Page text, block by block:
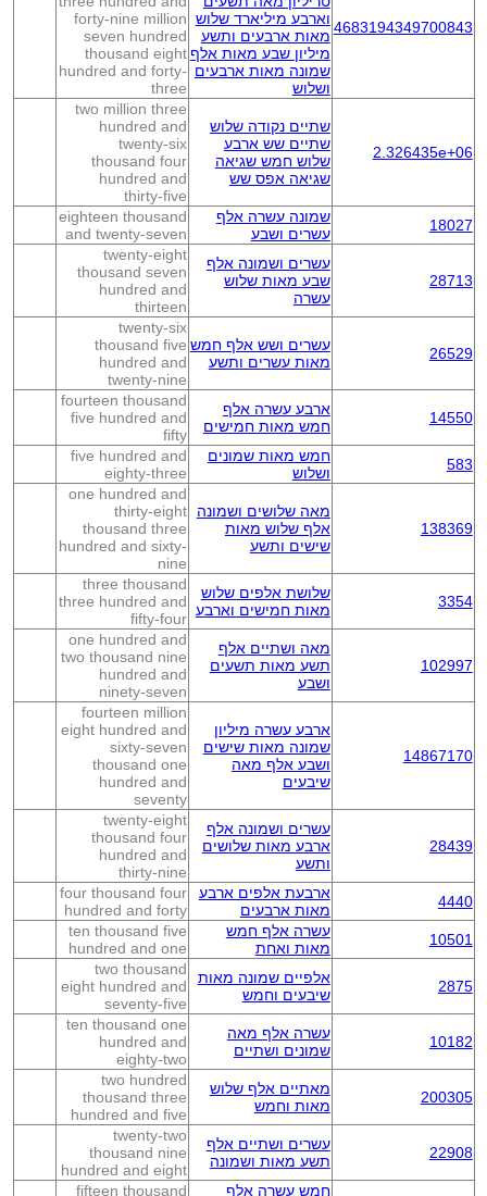
4683194349700843 וארבע מיליארד שלוש
מאות ארבעים ותשע
מיליון שבע מאות אלף
שמונה מאות ארבעים
ושלוש
forty-nine million
seven hundred
thousand eight
hundred and forty-
three
2.326435e+06
שתיים נקודה שלוש
שתיים שש ארבע
שלוש חמש שגיאה
שגיאה אפס שש
two million three
hundred and
twenty-six
thousand four
hundred and
thirty-five
18027
שמונה עשרה אלף
עשרים ושבע
eighteen thousand
and twenty-seven
28713
עשרים ושמונה אלף
שבע מאות שלוש
עשרה
twenty-eight
thousand seven
hundred and
thirteen
26529
עשרים ושש אלף חמש
מאות עשרים ותשע
twenty-six
thousand five
hundred and
twenty-nine
14550
ארבע עשרה אלף
חמש מאות חמישים
fourteen thousand
five hundred and
fifty
583
חמש מאות שמונים
ושלוש
five hundred and
eighty-three
138369
מאה שלושים ושמונה
אלף שלוש מאות
שישים ותשע
one hundred and
thirty-eight
thousand three
hundred and sixty-
nine
3354
שלושת אלפים שלוש
מאות חמישים וארבע
three thousand
three hundred and
fifty-four
102997
מאה ושתיים אלף
תשע מאות תשעים
ושבע
one hundred and
two thousand nine
hundred and
ninety-seven
14867170
ארבע עשרה מיליון
שמונה מאות שישים
ושבע אלף מאה
שיבעים
fourteen million
eight hundred and
sixty-seven
thousand one
hundred and
seventy
28439
עשרים ושמונה אלף
ארבע מאות שלושים
ותשע
twenty-eight
thousand four
hundred and
thirty-nine
4440
ארבעת אלפים ארבע
מאות ארבעים
four thousand four
hundred and forty
10501
עשרה אלף חמש
מאות ואחת
ten thousand five
hundred and one
2875
אלפיים שמונה מאות
שיבעים וחמש
two thousand
eight hundred and
seventy-five
10182
עשרה אלף מאה
שמונים ושתיים
ten thousand one
hundred and
eighty-two
200305
מאתיים אלף שלוש
מאות וחמש
two hundred
thousand three
hundred and five
22908
עשרים ושתיים אלף
תשע מאות ושמונה
twenty-two
thousand nine
hundred and eight
חמש עשרה אלף
fifteen thousand